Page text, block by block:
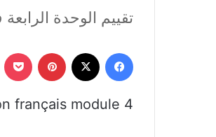
تقييم الوحدة
فيسبوك بينتيريست
français module 4